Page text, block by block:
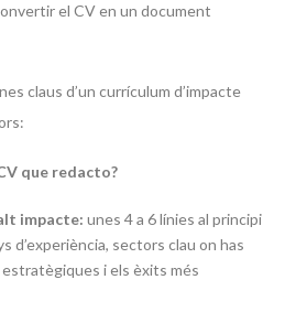
el CV en un document
claus d’un currículum d’impacte
que redacto?
impacte: unes 4 a 6 línies al principi
d’experiència, sectors clau on has
i els èxits més